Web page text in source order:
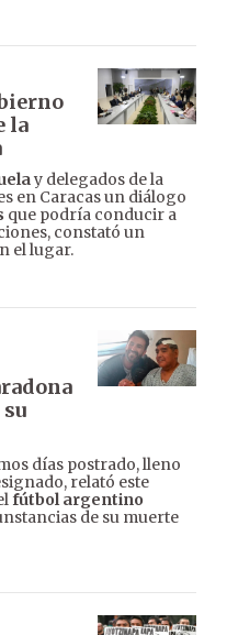
la
y delegados de la
en Caracas un diálogo
que podría conducir a
constató un
el lugar.
días postrado, lleno
relató este
fútbol argentino
de su muerte